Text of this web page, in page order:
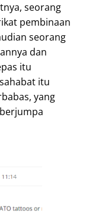
seorang
pembinaan
seorang
dan
itu
itu
yang